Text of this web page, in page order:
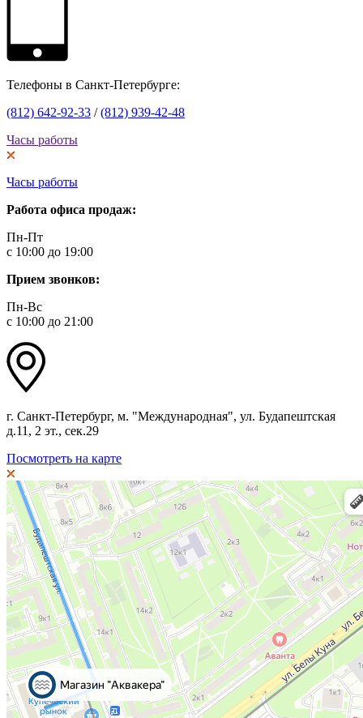
Телефоны в Санкт-Петербурге:
(812) 642-92-33 /(812) 939-42-48
Часы работы
Часы работы
Работа офиса продаж:
Пн-Пт
с 10:00 до 19:00
Прием звонков:
Пн-Вс
с 10:00 до 21:00
г. Санкт-Петербург, м. "Международная", ул. Будапештская
д.11, 2 эт., сек.29
Посмотреть на карте